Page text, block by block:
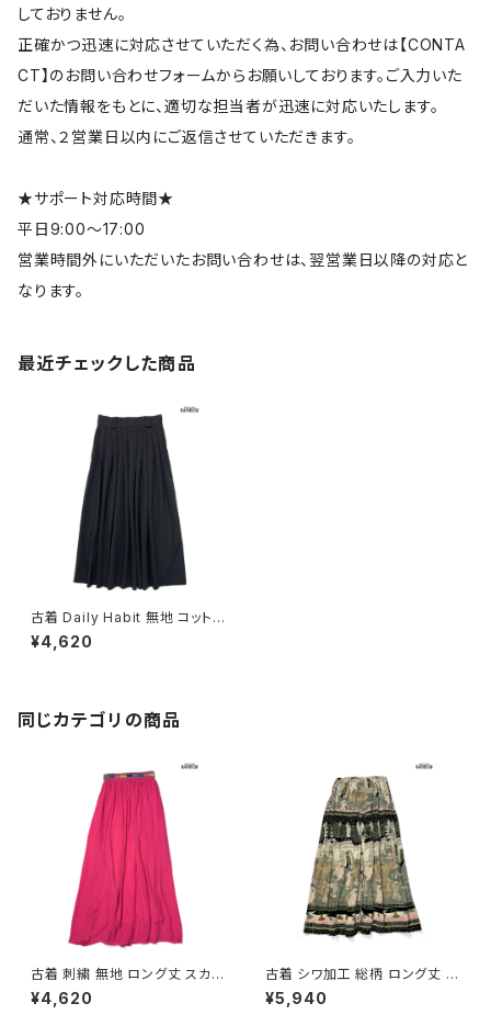
しておりません。
正確かつ迅速に対応させていただく為、お問い合わせは【CONTA
CT】のお問い合わせフォームからお願いしております。ご入力いた
だいた情報をもとに、適切な担当者が迅速に対応いたします。
通常、２営業日以内にご返信させていただきます。
★サポート対応時間★
平日9:00～17:00
営業時間外にいただいたお問い合わせは、翌営業日以降の対応と
なります。
最近チェックした商品
古着 Daily Habit 無地 コットン
ロング丈 スカート 黒 (btu2501
031)
¥4,620
同じカテゴリの商品
古着 刺繍 無地 ロング丈 スカー
ト ピンク (btu2604021)
¥4,620
古着 シワ加工 総柄 ロング丈 ス
カート 茶 (btu2604008)
¥5,940